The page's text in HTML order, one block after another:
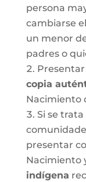
persona
cambiarse
un menor
padres o
copia
Nacimiento
Si se
presentar
Nacimiento
indígena